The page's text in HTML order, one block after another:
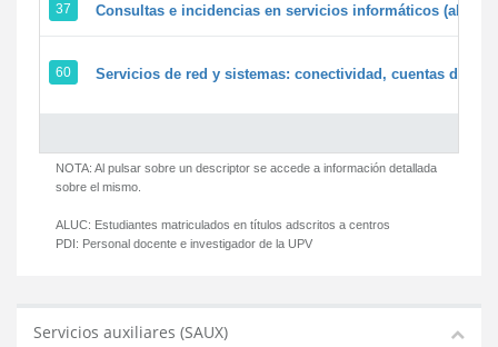
37 Consultas e incidencias en servicios informáticos
60 Servicios de red y sistemas: conectividad, cuentas de
NOTA: Al pulsar sobre un descriptor se accede a información detallada
sobre el mismo.
ALUC: Estudiantes matriculados en títulos adscritos a centros
PDI: Personal docente e investigador de la UPV
Servicios auxiliares (SAUX)